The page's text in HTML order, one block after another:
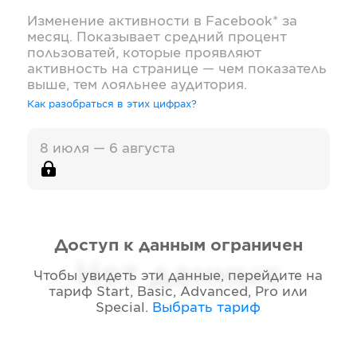
Изменение активности в Facebook* за
месяц. Показывает средний процент
пользоватей, которые проявляют
активность на странице — чем показатель
выше, тем лояльнее аудитория.
Как разобраться в этих цифрах?
8 июля — 6 августа
Нет данных
Доступ к данным ограничен
Чтобы увидеть эти данные, перейдите на
тариф Start, Basic, Advanced, Pro или
Special . Выбрать тариф